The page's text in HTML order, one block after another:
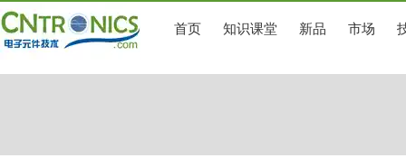
首页 知识课堂 新品 市场